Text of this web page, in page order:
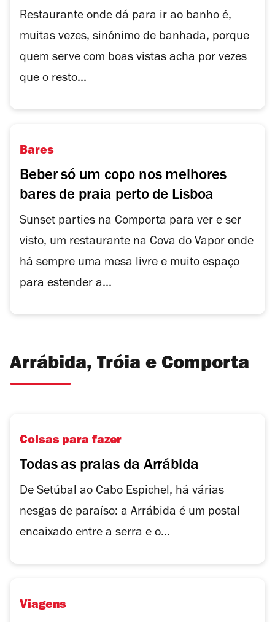
Restaurante onde dá para ir ao banho é,
muitas vezes, sinónimo de banhada, porque
quem serve com boas vistas acha por vezes
que o resto...
Bares
Beber só um copo nos melhores
bares de praia perto de Lisboa
Sunset parties na Comporta para ver e ser
visto, um restaurante na Cova do Vapor onde
há sempre uma mesa livre e muito espaço
para estender a...
Arrábida, Tróia e Comporta
Coisas para fazer
Todas as praias da Arrábida
De Setúbal ao Cabo Espichel, há várias
nesgas de paraíso: a Arrábida é um postal
encaixado entre a serra e o...
Viagens